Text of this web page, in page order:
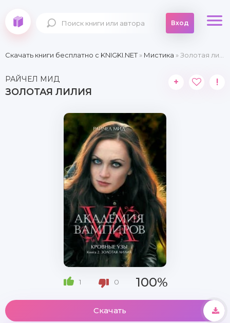
Вход
Скачать книги бесплатно c KNIGKI.NET» Мистика » Золотая лилия
РАЙЧЕЛ МИД
ЗОЛОТАЯ ЛИЛИЯ
+ !
1 0 100%
Скачать